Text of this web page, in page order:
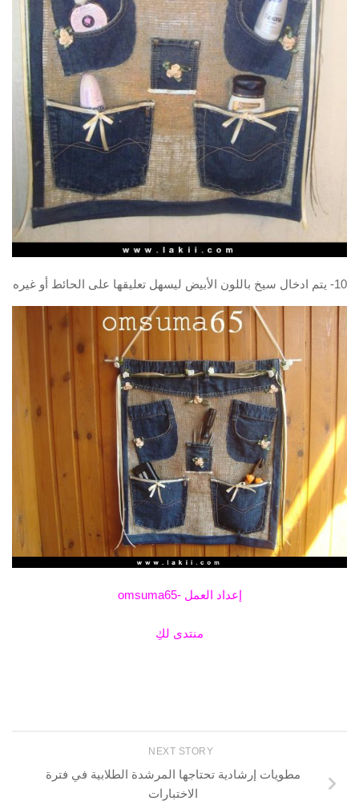
10- يتم ادخال سيخ باللون الأبيض ليسهل تعليقها على الحائط أو غيره
إعداد العمل -omsuma65
منتدى لكِ
NEXT STORY
مطويات إرشادية تحتاجها المرشدة الطلابية في فترة
الاختبارات